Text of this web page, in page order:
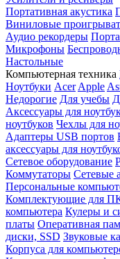
Портативная акустика
Виниловые
Аудио рекордеры
Микрофоны
Настольные
Компьютерная техника
Ноутбуки Acer Apple
Недорогие Для учебы
Аксессуары для
ноутбуков Чехлы для
Адаптеры USB портов
аксессуары для
Сетевое оборудование
Коммутаторы Сетевые
Персональные
Комплектующие для
компьютера Кулеры и
платы Оперативная
диски, SSD Звуковые
Корпуса для